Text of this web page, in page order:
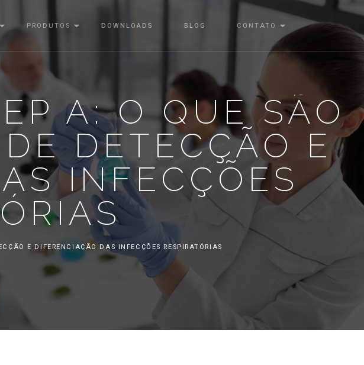
PRODUTOS DOWNLOADS BLOG CONTATO
A: O QUE SÃO
DETECÇÃO E
INFECÇÕES
E DIFERENCIAÇÃO DAS INFECÇÕES RESPIRATÓRIAS